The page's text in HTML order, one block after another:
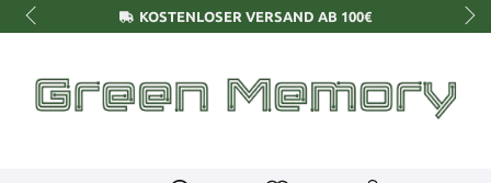
KOSTENLOSER VERSAND AB 100€